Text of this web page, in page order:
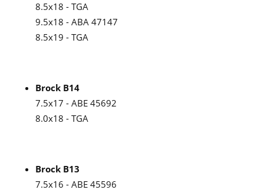
8.5x18 - TGA
9.5x18 - ABA 47147
8.5x19 - TGA
Brock B14
7.5x17 - ABE 45692
8.0x18 - TGA
Brock B13
7.5x16 - ABE 45596